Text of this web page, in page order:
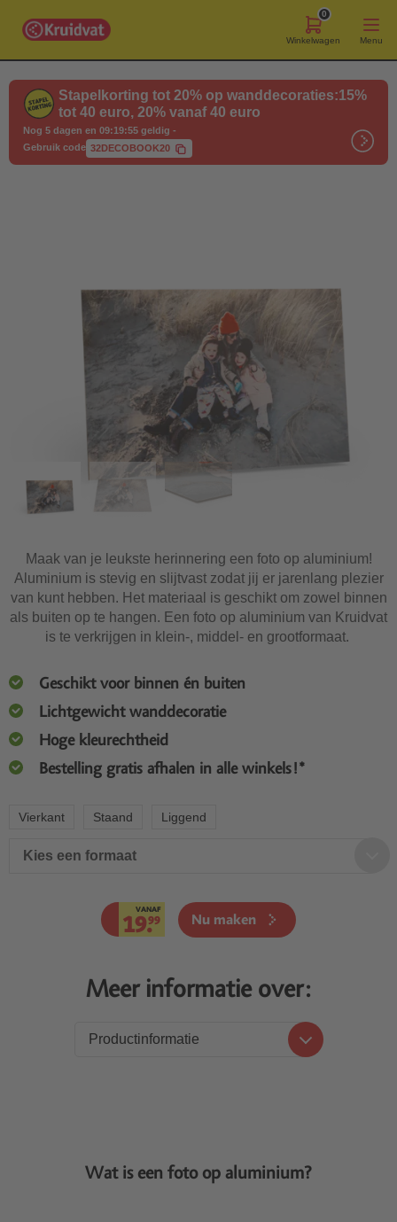
0
Winkelwagen Menu
Stapelkorting tot 20% op wanddecoraties:15%
tot 40 euro, 20% vanaf 40 euro
Nog 5 dagen en 09:19:54 geldig -
Gebruik code 32DECOBOOK20
Maak van je leukste herinnering een foto op aluminium!
Aluminium is stevig en slijtvast zodat jij er jarenlang plezier
van kunt hebben. Het materiaal is geschikt om zowel binnen
als buiten op te hangen. Een foto op aluminium van Kruidvat
is te verkrijgen in klein-, middel- en grootformaat.
Geschikt voor binnen én buiten
Lichtgewicht wanddecoratie
Hoge kleurechtheid
Bestelling gratis afhalen in alle winkels!*
Vierkant Staand Liggend
Kies een formaat
VANAF
19.99 Nu maken
Meer informatie over:
Productinformatie
Wat is een foto op aluminium?